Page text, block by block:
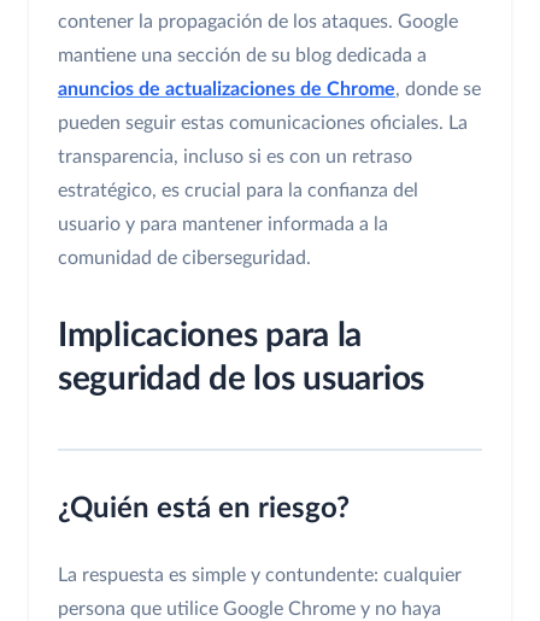
contener la propagación de los ataques. Google
mantiene una sección de su blog dedicada a
anuncios de actualizaciones de Chrome, donde se
pueden seguir estas comunicaciones oficiales. La
transparencia, incluso si es con un retraso
estratégico, es crucial para la confianza del
usuario y para mantener informada a la
comunidad de ciberseguridad.
Implicaciones para la
seguridad de los usuarios
¿Quién está en riesgo?
La respuesta es simple y contundente: cualquier
persona que utilice Google Chrome y no haya